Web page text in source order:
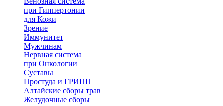
при Гиппертонии
для Кожи
Зрение
Иммунитет
Мужчинам
Нервная система
при Онкологии
Суставы
Простуда и ГРИПП
Алтайские сборы трав
Желудочные сборы